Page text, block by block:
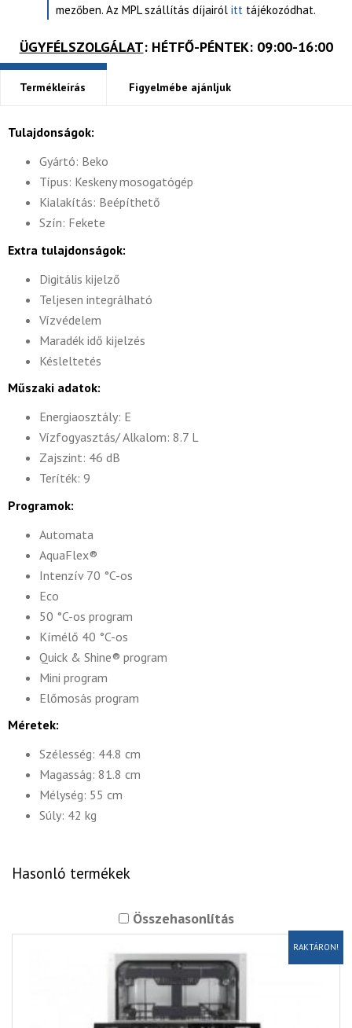
mezőben. Az MPL szállítás díjairól itt tájékozódhat.
ÜGYFÉLSZOLGÁLAT: HÉTFŐ-PÉNTEK: 09:00-16:00
Termékleírás Figyelmébe ajánljuk
Tulajdonságok:
Gyártó: Beko
Típus: Keskeny mosogatógép
Kialakítás: Beépíthető
Szín: Fekete
Extra tulajdonságok:
Digitális kijelző
Teljesen integrálható
Vízvédelem
Maradék idő kijelzés
Késleltetés
Műszaki adatok:
Energiaosztály: E
Vízfogyasztás/ Alkalom: 8.7 L
Zajszint: 46 dB
Teríték: 9
Programok:
Automata
AquaFlex®
Intenzív 70 °C-os
Eco
50 °C-os program
Kímélő 40 °C-os
Quick & Shine® program
Mini program
Előmosás program
Méretek:
Szélesség: 44.8 cm
Magasság: 81.8 cm
Mélység: 55 cm
Súly: 42 kg
Hasonló termékek
Összehasonlítás
RAKTÁRON!